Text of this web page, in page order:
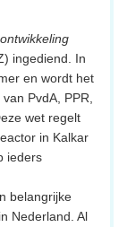
ingediend. In
en wordt het
PvdA, PPR,
wet regelt
in Kalkar
ieders
belangrijke
Nederland. Al